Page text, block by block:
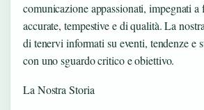
comunicazione appassionati, impegnati
accurate, tempestive e di qualità. La
di tenervi informati su eventi, tendenze e
con uno sguardo critico e obiettivo.
La Nostra Storia